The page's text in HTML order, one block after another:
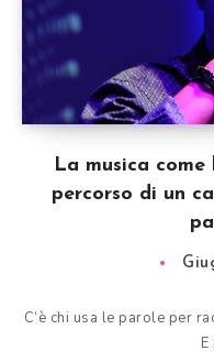
La musica
percorso di un
C’è chi usa le parole per